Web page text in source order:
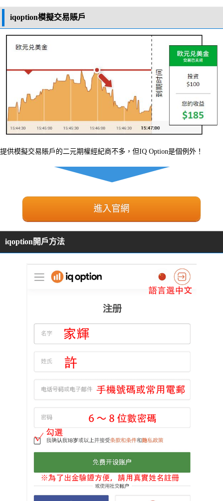
iqoption模擬交易賬戶
提供模擬交易賬戶的二元期權經紀商不多，但IQ Option是個例外！
進入官網
iqoption開戶方法